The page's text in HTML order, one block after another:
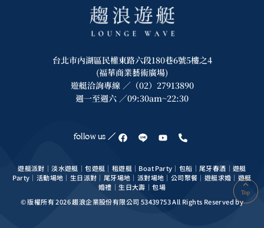
台北市內湖區民權東路六段180巷6號5樓之4
(福華商業藝術廣場)
遊艇洽詢專線 ／（02）27913890
週一至週六 ／09:30am~22:30
follow us ／
遊艇派對｜淡水遊艇｜包遊艇｜租遊艇｜Boat Party｜包船｜尾牙春酒｜遊艇
Party｜活動場地｜生日派對｜尾牙場地｜派對場地｜公司聚餐｜遊艇求婚｜遊艇
婚禮｜生日大壽｜包場
© 版權所有 2026 趨浪企業股份有限公司 53439753 All Rights Reserved by
Top